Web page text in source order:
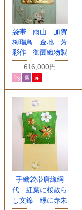
袋帯 雨山 加賀
梅瑞鳥 金地 芳
彩作 御薗織物製
616,000円
手織袋帯唐織綱
代 紅葉に桜散ら
し文錦 緑に赤朱